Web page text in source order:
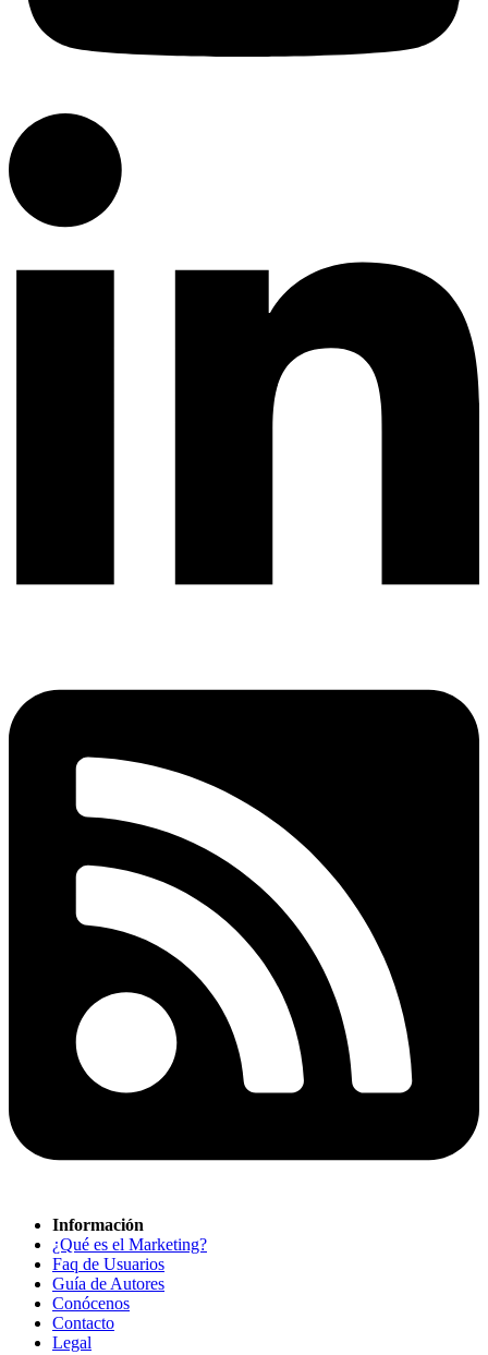
Información
¿Qué es el Marketing?
Faq de Usuarios
Guía de Autores
Conócenos
Contacto
Legal